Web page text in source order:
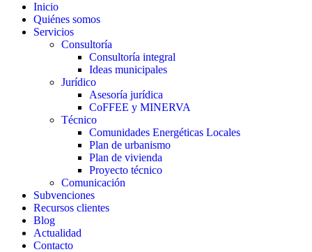
Inicio
Quiénes somos
Servicios
Consultoría
Consultoría integral
Ideas municipales
Jurídico
Asesoría jurídica
CoFFEE y MINERVA
Técnico
Comunidades Energéticas Locales
Plan de urbanismo
Plan de vivienda
Proyecto técnico
Comunicación
Subvenciones
Recursos clientes
Blog
Actualidad
Contacto